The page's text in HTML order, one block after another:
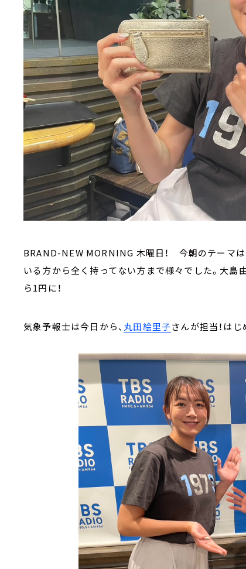
BRAND-NEW MORNING 木曜日！ 今朝のテーマは
いる方から全く持ってない方まで様々でした。大島
ら1円に！
気象予報士は今日から、 丸田絵里子さんが担当！は